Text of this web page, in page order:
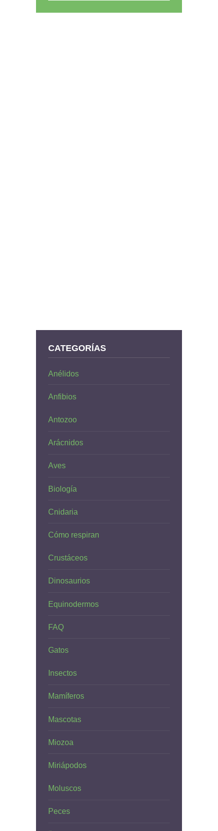
CATEGORÍAS
Anélidos
Anfibios
Antozoo
Arácnidos
Aves
Biología
Cnidaria
Cómo respiran
Crustáceos
Dinosaurios
Equinodermos
FAQ
Gatos
Insectos
Mamíferos
Mascotas
Miozoa
Miriápodos
Moluscos
Peces